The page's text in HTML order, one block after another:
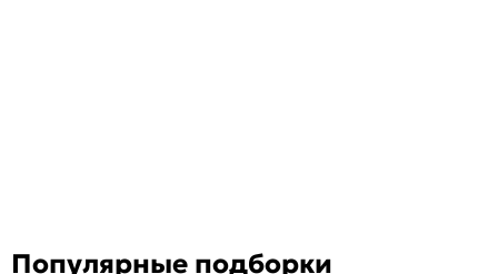
Популярные подборки